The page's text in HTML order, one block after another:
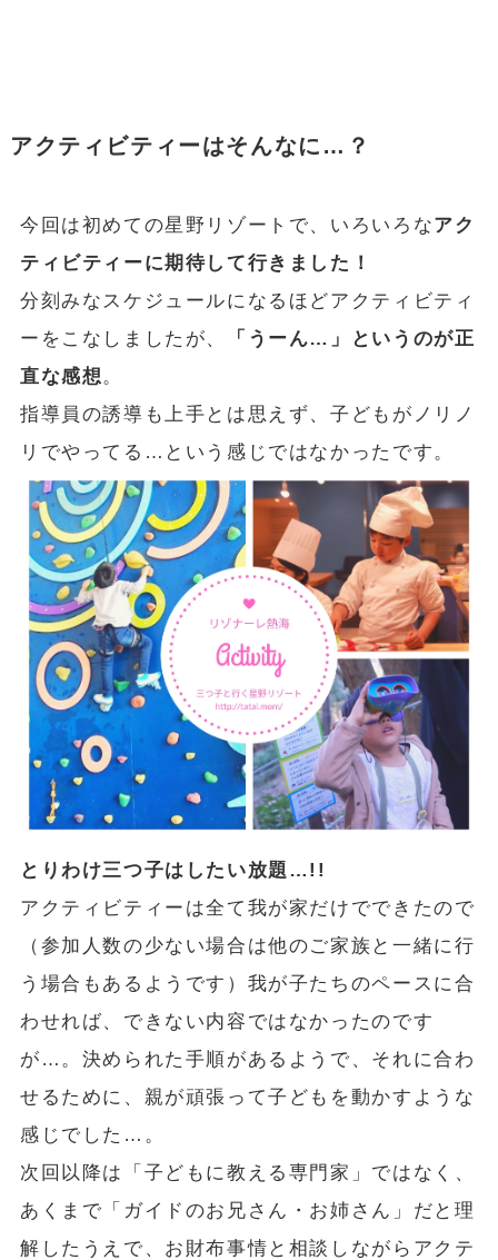
アクティビティーはそんなに…？
今回は初めての星野リゾートで、いろいろなアク
ティビティーに期待して行きました！
分刻みなスケジュールになるほどアクティビティ
ーをこなしましたが、
「うーん…」というのが正
直な感想。
指導員の誘導も上手とは思えず、子どもがノリノ
リでやってる…という感じではなかったです。
とりわけ三つ子はしたい放題…!!
アクティビティーは全て我が家だけでできたので
（参加人数の少ない場合は他のご家族と一緒に行
う場合もあるようです）我が子たちのペースに合
わせれば、できない内容ではなかったのです
が…。決められた手順があるようで、それに合わ
せるために、親が頑張って子どもを動かすような
感じでした…。
次回以降は「子どもに教える専門家」ではなく、
あくまで「ガイドのお兄さん・お姉さん」だと理
解したうえで、お財布事情と相談しながらアクテ